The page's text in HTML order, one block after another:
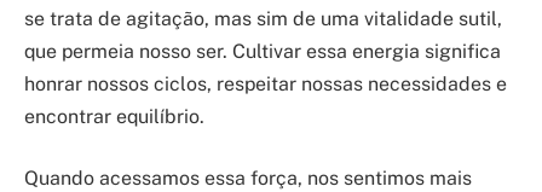
se trata de agitação, mas sim de uma vitalidade sutil,
que permeia nosso ser. Cultivar essa energia significa
honrar nossos ciclos, respeitar nossas necessidades e
encontrar equilíbrio.
Quando acessamos essa força, nos sentimos mais